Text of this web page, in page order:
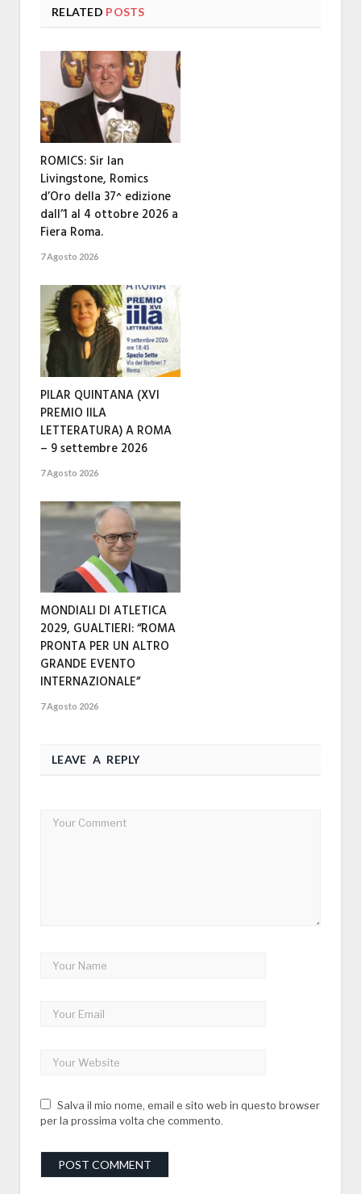
RELATED POSTS
ROMICS: Sir Ian
Livingstone, Romics
d’Oro della 37^ edizione
dall’1 al 4 ottobre 2026 a
Fiera Roma.
7 Agosto 2026
PILAR QUINTANA (XVI
PREMIO IILA
LETTERATURA) A ROMA
– 9 settembre 2026
7 Agosto 2026
MONDIALI DI ATLETICA
2029, GUALTIERI: “ROMA
PRONTA PER UN ALTRO
GRANDE EVENTO
INTERNAZIONALE”
7 Agosto 2026
LEAVE A REPLY
Salva il mio nome, email e sito web in questo browser
per la prossima volta che commento.